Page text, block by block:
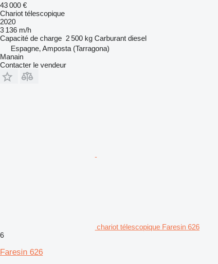
43 000 €
Chariot télescopique
2020
3 136 m/h
Capacité de charge 2 500 kg Carburant diesel
Espagne, Amposta (Tarragona)
Manain
Contacter le vendeur
chariot télescopique Faresin 626
6
Faresin 626